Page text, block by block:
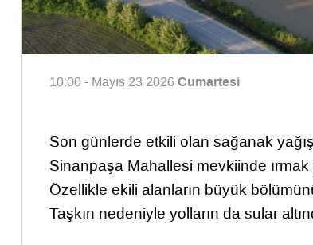
10:00 - Mayıs 23 2026 Cumartesi
Son günlerde etkili olan sağanak
Sinanpaşa Mahallesi mevkiinde
Özellikle ekili alanların büyük
Taşkın nedeniyle yolların da sular